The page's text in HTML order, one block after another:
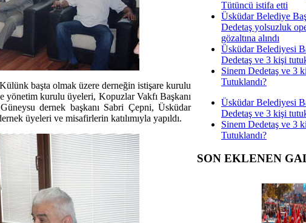
başta olmak üzere derneğin istişare kurulu
yönetim kurulu üyeleri, Kopuzlar Vakfı Başkanı
dernek başkanı Sabri Çepni, Üsküdar
üyeleri ve misafirlerin katılımıyla yapıldı.
Tütüncü istifa etti
Üsküdar Belediye
Dedetaş yolsuzluk
gözaltına alındı
Üsküdar Belediyesi
Dedetaş ve 3 kişi
Sinem Dedetaş ve 3
Tutuklandı?
Üsküdar Belediyesi
Dedetaş ve 3 kişi
Sinem Dedetaş ve 3
Tutuklandı?
SON EKLENEN